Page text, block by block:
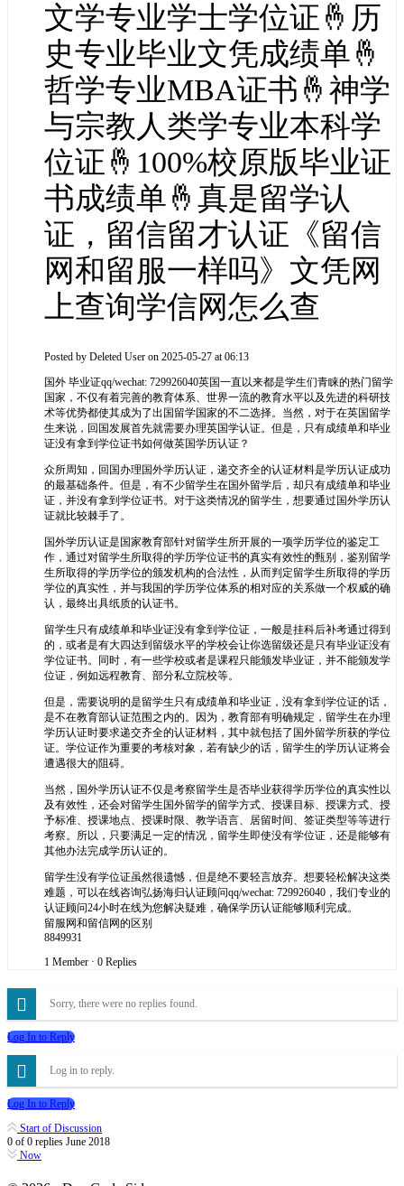
文学专业学士学位证🤞历
史专业毕业文凭成绩单🤞
哲学专业MBA证书🤞神学
与宗教人类学专业本科学
位证🤞100%校原版毕业证
书成绩单🤞真是留学认
证，留信留才认证《留信
网和留服一样吗》文凭网
上查询学信网怎么查
Posted by Deleted User on 2025-05-27 at 06:13
国外 毕业证qq/wechat: 729926040英国一直以来都是学生们青睐的热门留学
国家，不仅有着完善的教育体系、世界一流的教育水平以及先进的科研技
术等优势都使其成为了出国留学国家的不二选择。当然，对于在英国留学
生来说，回国发展首先就需要办理英国学认证。但是，只有成绩单和毕业
证没有拿到学位证书如何做英国学历认证？
众所周知，回国办理国外学历认证，递交齐全的认证材料是学历认证成功
的最基础条件。但是，有不少留学生在国外留学后，却只有成绩单和毕业
证，并没有拿到学位证书。对于这类情况的留学生，想要通过国外学历认
证就比较棘手了。
国外学历认证是国家教育部针对留学生所开展的一项学历学位的鉴定工
作，通过对留学生所取得的学历学位证书的真实有效性的甄别，鉴别留学
生所取得的学历学位的颁发机构的合法性，从而判定留学生所取得的学历
学位的真实性，并与我国的学历学位体系的相对应的关系做一个权威的确
认，最终出具纸质的认证书。
留学生只有成绩单和毕业证没有拿到学位证，一般是挂科后补考通过得到
的，或者是有大四达到留级水平的学校会让你选留级还是只有毕业证没有
学位证书。同时，有一些学校或者是课程只能颁发毕业证，并不能颁发学
位证，例如远程教育、部分私立院校等。
但是，需要说明的是留学生只有成绩单和毕业证，没有拿到学位证的话，
是不在教育部认证范围之内的。因为，教育部有明确规定，留学生在办理
学历认证时要求递交齐全的认证材料，其中就包括了国外留学所获的学位
证。学位证作为重要的考核对象，若有缺少的话，留学生的学历认证将会
遭遇很大的阻碍。
当然，国外学历认证不仅是考察留学生是否毕业获得学历学位的真实性以
及有效性，还会对留学生国外留学的留学方式、授课目标、授课方式、授
予标准、授课地点、授课时限、教学语言、居留时间、签证类型等等进行
考察。所以，只要满足一定的情况，留学生即使没有学位证，还是能够有
其他办法完成学历认证的。
留学生没有学位证虽然很遗憾，但是绝不要轻言放弃。想要轻松解决这类
难题，可以在线咨询弘扬海归认证顾问qq/wechat: 729926040，我们专业的
认证顾问24小时在线为您解决疑难，确保学历认证能够顺利完成。
留服网和留信网的区别
8849931
1 Member · 0 Replies
Sorry, there were no replies found.
Log In to Reply
Log in to reply.
Log In to Reply
Start of Discussion
0 of 0 replies June 2018
Now